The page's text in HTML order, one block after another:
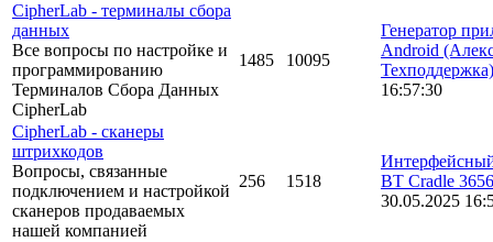
CipherLab - терминалы сбора
данных
Все вопросы по настройке и
программированию
Терминалов Сбора Данных
CipherLab
1485 10095
Генератор
Android
Техподдержка)
16:57:30
CipherLab - сканеры
штрихкодов
Вопросы, связанные
подключением и настройкой
сканеров продаваемых
нашей компанией
256 1518
BT Cradle
30.05.2025